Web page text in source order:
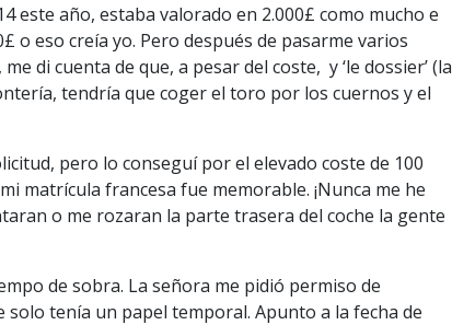
este año, estaba valorado en 2.000£ como mucho e
o eso creía yo. Pero después de pasarme varios
di cuenta de que, a pesar del coste, y ‘le dossier’ (la
tendría que coger el toro por los cuernos y el
pero lo conseguí por el elevado coste de 100
matrícula francesa fue memorable. ¡Nunca me he
o me rozaran la parte trasera del coche la gente
de sobra. La señora me pidió permiso de
tenía un papel temporal. Apunto a la fecha de